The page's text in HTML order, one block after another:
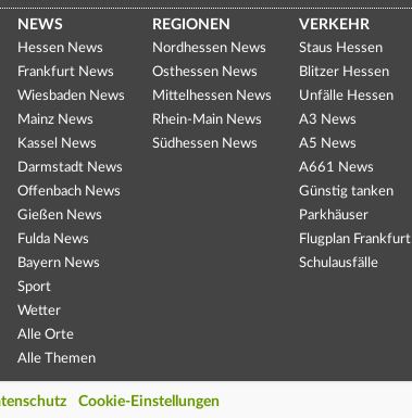
NEWS
Hessen News
Frankfurt News
Wiesbaden News
Mainz News
Kassel News
Darmstadt News
Offenbach News
Gießen News
Fulda News
Bayern News
Sport
Wetter
Alle Orte
Alle Themen
REGIONEN
Nordhessen News
Osthessen News
Mittelhessen News
Rhein-Main News
Südhessen News
VERKEHR
Staus Hessen
Blitzer Hessen
Unfälle Hessen
A3 News
A5 News
A661 News
Günstig tanken
Parkhäuser
Flugplan Frankfurt
Schulausfälle
Cookie-Einstellungen